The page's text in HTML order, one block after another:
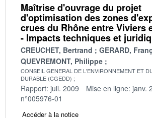
Maîtrise d'ouvrage du projet
d'optimisation des zones
crues du Rhône entre Viviers
- Impacts techniques et
CREUCHET, Bertrand
GERARD,
QUEVREMONT, Philippe
CONSEIL GENERAL DE L'ENVIRONNEMENT ET
DURABLE (CGEDD)
Rapport: juil. 2009 Mise en ligne: janv.
n°005976-01
Accéder à la notice